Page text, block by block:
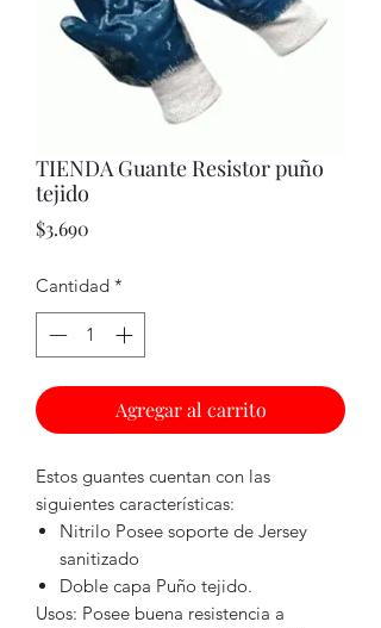
TIENDA Guante Resistor puño
tejido
$3.690
Cantidad *
Agregar al carrito
Estos guantes cuentan con las
siguientes características:
Nitrilo Posee soporte de Jersey
sanitizado
Doble capa Puño tejido.
Usos: Posee buena resistencia a